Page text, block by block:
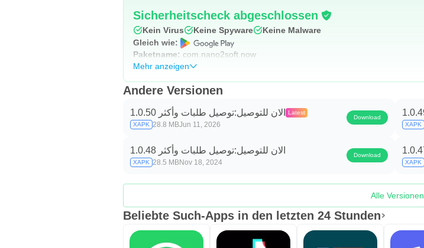
Sicherheitscheck abgeschlossen
Kein Virus Keine Spyware
Keine Malware
Gleich wie:
Paketname: com.nano2soft.now
Mehr anzeigen
Andere Versionen
الان للتوصيل:توصيل طلبات وأكثر 1.0.50
Latest
XAPK 28.8 MBJun 11, 2026
Download
XAPK
الان للتوصيل:توصيل طلبات وأكثر 1.0.48
XAPK 28.5 MBNov 18, 2024
Download
XAPK
Alle Versionen
Beliebte Such-Apps in den letzten 24 Stunden